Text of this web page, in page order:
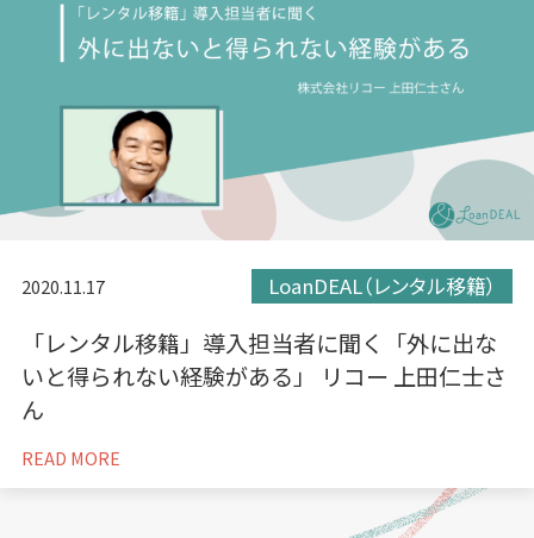
2020.11.17 LoanDEAL（レンタル移籍）
「レンタル移籍」導入担当者に聞く「外に出な
いと得られない経験がある」 リコー 上田仁士さ
ん
READ MORE